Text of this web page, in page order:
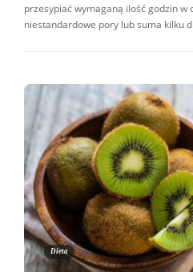
przesypiać wymaganą ilość godzin w
niestandardowe pory lub suma kilku
Dieta